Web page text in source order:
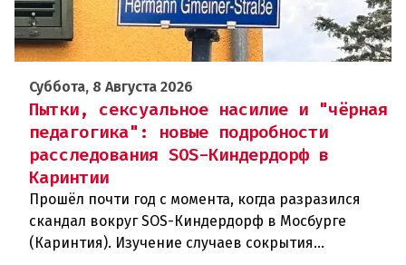
Суббота, 8 Августа 2026
Пытки, сексуальное насилие и "чёрная
педагогика": новые подробности
расследования SOS-Киндердорф в
Каринтии
Прошёл почти год с момента, когда разразился
скандал вокруг SOS-Киндердорф в Мосбурге
(Каринтия). Изучение случаев сокрытия